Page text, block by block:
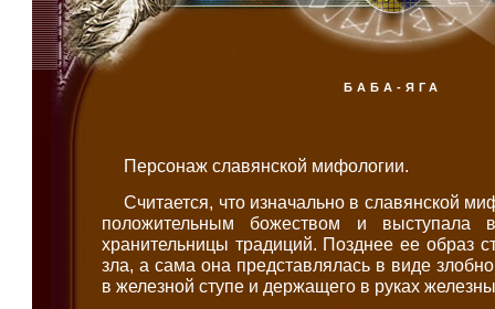
БАБА-ЯГА
Персонаж славянской мифологии.
Считается, что изначально в славянской
положительным божеством и выступала
хранительницы традиций. Позднее ее образ
зла, а сама она представлялась в виде
в железной ступе и держащего в руках